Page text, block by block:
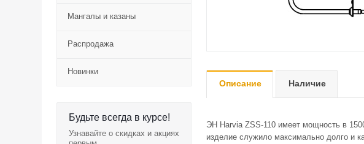
Мангалы и казаны
Распродажа
Новинки
Будьте всегда в курсе!
Узнавайте о скидках и акциях
Описание Наличие
ЭН Harvia ZSS-110 имеет мощность в
изделие служило максимально долго и